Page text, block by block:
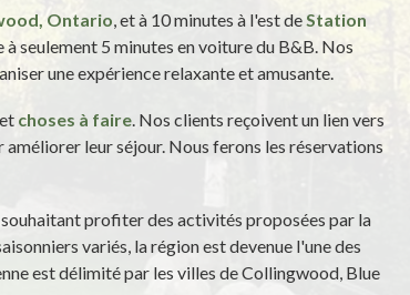
Ontario, et à 10 minutes à l'est deStation
seulement 5 minutes en voiture du B&B. Nos
une expérience relaxante et amusante.
choses à faire. Nos clients reçoivent un lien vers
leur séjour. Nous ferons les réservations
profiter des activités proposées par la
variés, la région est devenue l'une des
est délimité par les villes de Collingwood, Blue